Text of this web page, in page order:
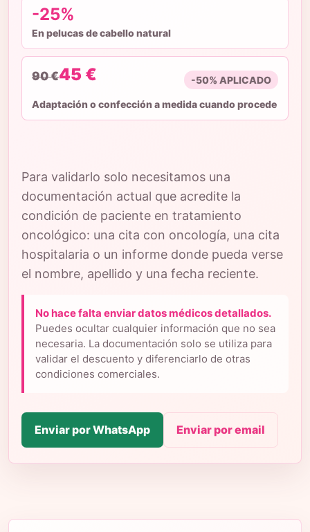
-25%
En pelucas de cabello natural
90 €45 € -50% APLICADO
Adaptación o confección a medida cuando procede
Para validarlo solo necesitamos una
documentación actual que acredite la
condición de paciente en tratamiento
oncológico: una cita con oncología, una cita
hospitalaria o un informe donde pueda verse
el nombre, apellido y una fecha reciente.
No hace falta enviar datos médicos detallados.
Puedes ocultar cualquier información que no sea
necesaria. La documentación solo se utiliza para
validar el descuento y diferenciarlo de otras
condiciones comerciales.
Enviar por WhatsApp Enviar por email